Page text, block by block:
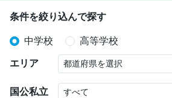
条件を絞り込んで探す
中学校 高等学校
エリア
国公私立